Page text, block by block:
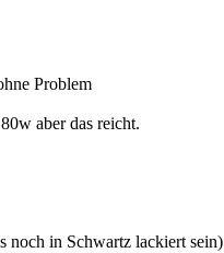
Problem
aber das reicht.
noch in Schwartz lackiert sein)